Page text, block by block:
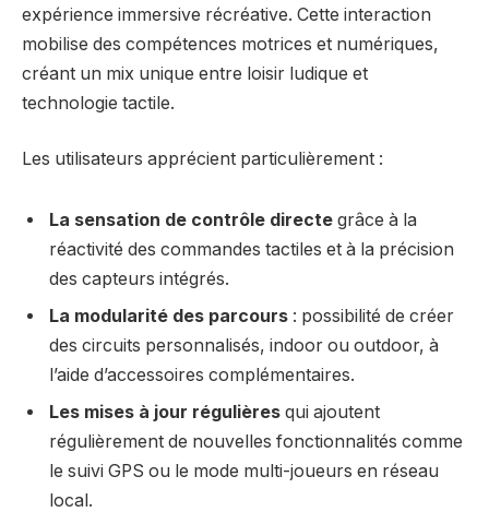
expérience immersive récréative. Cette interaction
mobilise des compétences motrices et numériques,
créant un mix unique entre loisir ludique et
technologie tactile.
Les utilisateurs apprécient particulièrement :
La sensation de contrôle directe grâce à la
réactivité des commandes tactiles et à la précision
des capteurs intégrés.
La modularité des parcours : possibilité de créer
des circuits personnalisés, indoor ou outdoor, à
l’aide d’accessoires complémentaires.
Les mises à jour régulières qui ajoutent
régulièrement de nouvelles fonctionnalités comme
le suivi GPS ou le mode multi-joueurs en réseau
local.